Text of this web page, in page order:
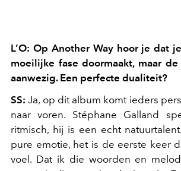
L’O: Op Another Way hoor je dat
moeilijke fase doormaakt, maar
aanwezig. Een perfecte dualiteit?
SS: Ja, op dit album komt ieders
naar voren. Stéphane Galland
ritmisch, hij is een echt
pure emotie, het is de eerste keer
voel. Dat ik die woorden en